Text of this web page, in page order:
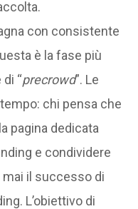
con consistente
è la fase più
“precrowd”. Le
chi pensa che
pagina dedicata
e condividere
il successo di
L’obiettivo di